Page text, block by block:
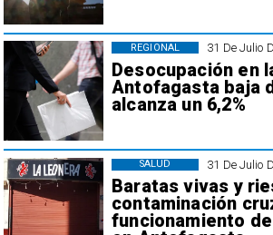
31 De Julio
Desocupación en
Antofagasta baja
alcanza un 6,2%
REGIONAL
31 De Julio
Baratas vivas y
contaminación
funcionamiento
SALUD